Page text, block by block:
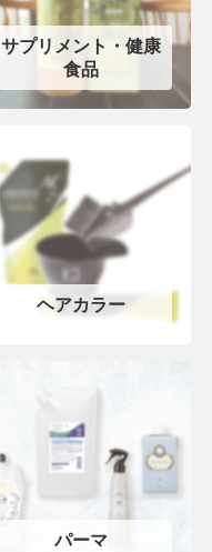
サプリメント・健康
食品
ヘアカラー
パーマ